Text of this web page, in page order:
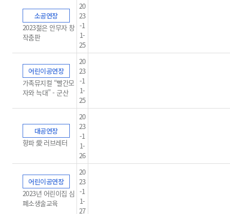
소공연장
2023젊은 안무자 창
작춤판
20
23
-1
1-
25
어린이공연장
가족뮤지컬 “빨간모
자와 늑대” - 군산
20
23
-1
1-
25
대공연장
향파 愛 러브레터
20
23
-1
1-
26
어린이공연장
2023년 어린이집 심
폐소생술교육
20
23
-1
1-
27